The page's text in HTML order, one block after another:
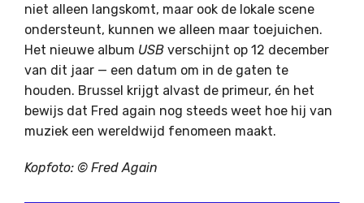
niet alleen langskomt, maar ook de lokale scene
ondersteunt, kunnen we alleen maar toejuichen.
Het nieuwe album USB verschijnt op 12 december
van dit jaar — een datum om in de gaten te
houden. Brussel krijgt alvast de primeur, én het
bewijs dat Fred again nog steeds weet hoe hij van
muziek een wereldwijd fenomeen maakt.
Kopfoto: © Fred Again